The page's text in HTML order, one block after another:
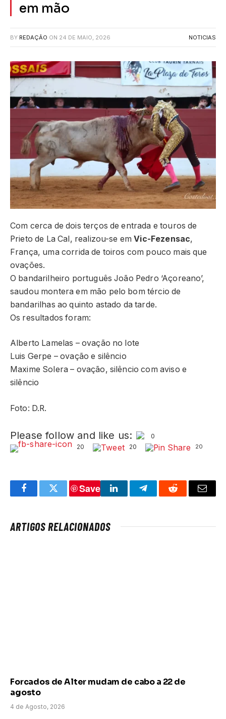
em mão
BY REDAÇÃO ON 24 DE MAIO, 2026 NOTICIAS
Com cerca de dois terços de entrada e touros de
Prieto de La Cal, realizou-se emVic-Fezensac,
França, uma corrida de toiros com pouco mais que
ovações.
O bandarilheiro português João Pedro ‘Açoreano’,
saudou montera em mão pelo bom tércio de
bandarilhas ao quinto astado da tarde.
Os resultados foram:
Alberto Lamelas – ovação no lote
Luis Gerpe – ovação e silêncio
Maxime Solera – ovação, silêncio com aviso e
silêncio
Foto: D.R.
Please follow and like us:
0
20
20 20
FacebookTwitter
Save
LinkedInTelegramReddit Email
ARTIGOS RELACIONADOS
Forcados de Alter mudam de cabo a 22 de
agosto
4 de Agosto, 2026